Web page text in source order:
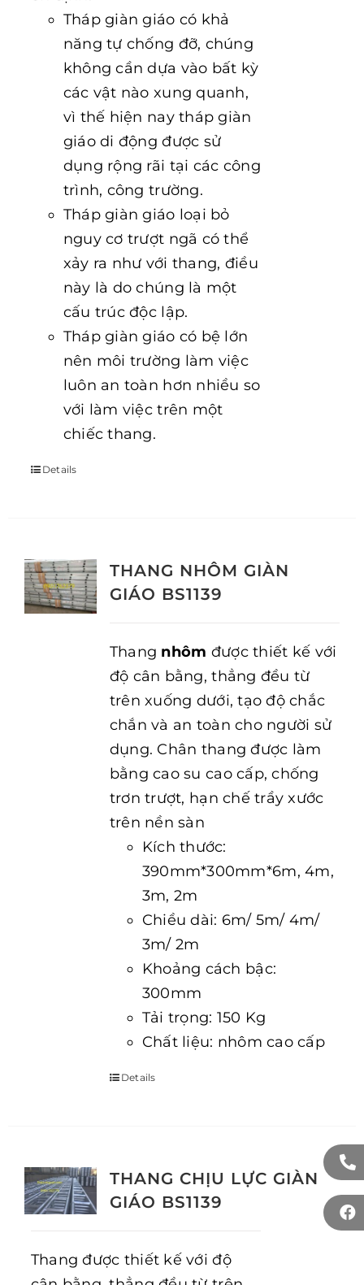
Tháp giàn giáo có khả
năng tự chống đỡ, chúng
không cần dựa vào bất kỳ
các vật nào xung quanh,
vì thế hiện nay tháp giàn
giáo di động được sử
dụng rộng rãi tại các công
trình, công trường.
Tháp giàn giáo loại bỏ
nguy cơ trượt ngã có thể
xảy ra như với thang, điều
này là do chúng là một
cấu trúc độc lập.
Tháp giàn giáo có bệ lớn
nên môi trường làm việc
luôn an toàn hơn nhiều so
với làm việc trên một
chiếc thang.
Details
THANG NHÔM GIÀN
GIÁO BS1139
Thang nhôm được thiết kế với
độ cân bằng, thẳng đều từ
trên xuống dưới, tạo độ chắc
chắn và an toàn cho người sử
dụng. Chân thang được làm
bằng cao su cao cấp, chống
trơn trượt, hạn chế trầy xước
trên nền sàn
Kích thước:
390mm*300mm*6m, 4m,
3m, 2m
Chiều dài: 6m/ 5m/ 4m/
3m/ 2m
Khoảng cách bậc:
300mm
Tải trọng: 150 Kg
Chất liệu: nhôm cao cấp
Details
THANG CHỊU LỰC GIÀN
GIÁO BS1139
Thang được thiết kế với độ